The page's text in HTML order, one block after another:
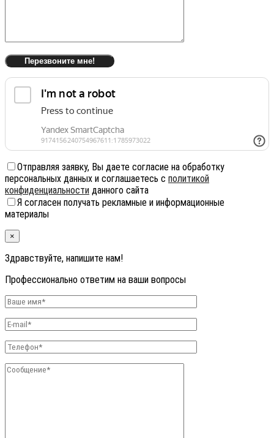
Отправляя заявку, Вы даете согласие на обработку
персональных данных и соглашаетесь с политикой
конфиденциальности данного сайта
Я согласен получать рекламные и информационные
материалы
×
Здравствуйте, напишите нам!
Профессионально ответим на ваши вопросы